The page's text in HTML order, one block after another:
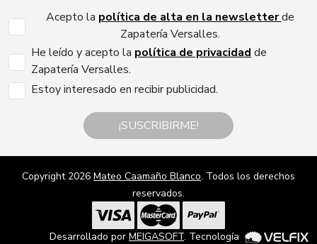
Acepto la política de alta en la newsletterde
Zapatería Versalles.
He leído y acepto la política de privacidad de
Zapatería Versalles.
Estoy interesado en recibir publicidad.
¡SUSCRIBIRME!
Copyright 2026 Mateo Caamaño Blanco. Todos los derechos
reservados.
Desarrollado por MEIGASOFT. Tecnología